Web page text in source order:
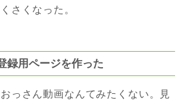
さくなった。
録用ページを作った
っさん動画なんてみたくない。見